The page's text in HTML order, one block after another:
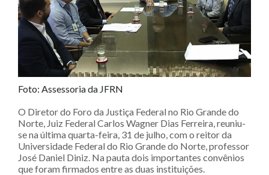
Foto: Assessoria da JFRN
O Diretor do Foro da Justiça Federal no Rio Grande do
Norte, Juiz Federal Carlos Wagner Dias Ferreira, reuniu-
se na última quarta-feira, 31 de julho, com o reitor da
Universidade Federal do Rio Grande do Norte, professor
José Daniel Diniz. Na pauta dois importantes convênios
que foram firmados entre as duas instituições.